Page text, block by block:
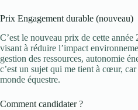
Prix Engagement durable (nouveau)
C’est le nouveau prix de cette
visant à réduire l’impact
gestion des ressources, autonomie
c’est un sujet qui me tient à cœur, car
monde équestre.
Comment candidater ?